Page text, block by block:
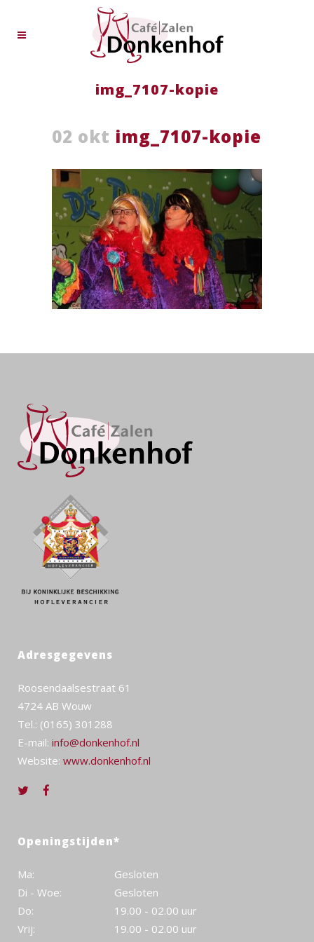
img_7107-kopie
02 okt img_7107-kopie
Adresgegevens
Roosendaalsestraat 61
4724 AB Wouw
Tel.: (0165) 301288
E-mail: info@donkenhof.nl
Website: www.donkenhof.nl
Openingstijden*
Ma:
Gesloten
Di - Woe:
Gesloten
Do:
19.00 - 02.00 uur
Vrij:
19.00 - 02.00 uur